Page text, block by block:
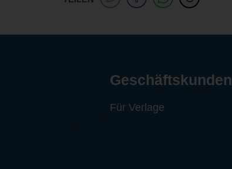
Geschäftskunden
Für Verlage